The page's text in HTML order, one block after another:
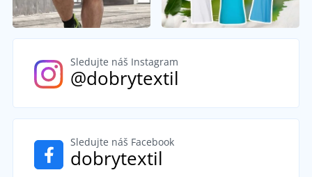
Sledujte náš Instagram
@dobrytextil
Sledujte náš Facebook
dobrytextil